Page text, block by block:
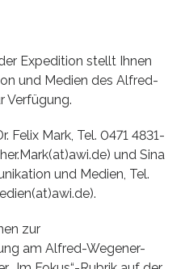
Expedition stellt Ihnen
und Medien des Alfred-
Verfügung.
Felix Mark, Tel. 0471 4831-
und Sina
und Medien, Tel.
zur
am Alfred-Wegener-